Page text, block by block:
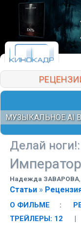
МУЗЫКАЛЬНОЕ AI
Делай ноги!:
Надежда ЗАВАРОВА,
Статьи »
О ФИЛЬМЕ :
ТРЕЙЛЕРЫ: 12
|